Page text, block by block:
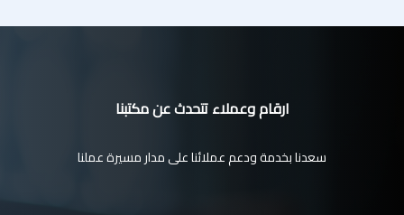
ارقام وعملاء تتحدث عن مكتبنا
سعدنا بخدمة ودعم عملائنا على مدار مسيرة عملنا